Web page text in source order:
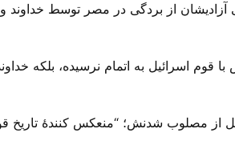
از بردگی در مصر توسط خداوند
قوم اسرائیل به اتمام نرسیده، بلکه
مصلوب شدنش؛ “منعکس کنندهٔ تاریخ